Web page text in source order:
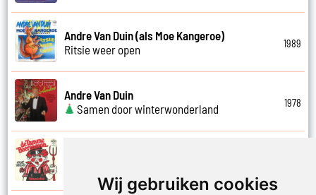
Wij gebruiken cookies
Andre Van Duin (als Moe Kangeroe)
Ritsie weer open
1989
Andre Van Duin
Samen door winterwonderland
1978